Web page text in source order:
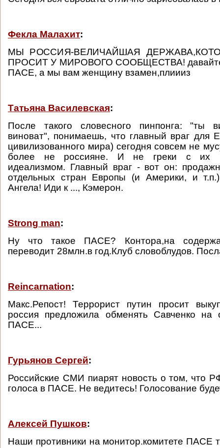
Фекла Малахит:
МЫ РОССИЯ-ВЕЛИЧАЙШАЯ
ПРОСИТ У МИРОВОГО СООБЩЕСТВА! давайте
ПАСЕ, а мы вам женщину взамен,плиииз
Татьяна Василевская:
После такого словесного пинпонга: "ты
виноват", понимаешь, что главный враг для
цивилизованного мира) сегодня совсем не
более не россияне. И не греки с их
идеализмом. Главный враг - вот он:
отдельных стран Европы (и Америки, и
Ангела! Иди к ..., Кэмерон.
Strong man:
Ну что такое ПАСЕ? Контора,на
переводит 28млн.в год.Клуб словоблудов.
Reincarnation:
Макс.Репост! Террорист путин просит
россия предложила обменять Савченко на
ПАСЕ...
Гурьянов Сергей:
Российские СМИ пиарят новость о том, что
голоса в ПАСЕ. Не ведитесь! Голосование
Алексей Пушков:
Наши противники на монитор.комитете ПАСЕ